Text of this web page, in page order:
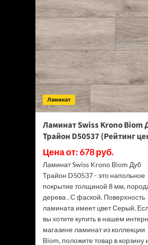
Classic
класс,
3.5
МС
Ясень
(Рейтинг
цен)
Ламинат
Ламинат Swiss Krono Biom
Трайон D50537 (Рейтинг
Цена от: 678 руб.
Ламинат Swiss Krono Biom Дуб
Трайон D50537 - это напольное
покрытие толщиной 8 мм,
дерева , С фаской. Поверхность
ламината имеет цвет Серый.
вы хотите купить в нашем
магазине ламинат из коллекции
Biom, положите товар в корзину